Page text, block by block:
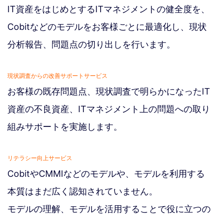
IT資産をはじめとするITマネジメントの健全度を、
Cobitなどのモデルをお客様ごとに最適化し、現状
分析報告、問題点の切り出しを行います。
現状調査からの改善サポートサービス
お客様の既存問題点、現状調査で明らかになったIT
資産の不良資産、ITマネジメント上の問題への取り
組みサポートを実施します。
リテラシー向上サービス
CobitやCMMIなどのモデルや、モデルを利用する
本質はまだ広く認知されていません。
モデルの理解、モデルを活用することで役に立つの